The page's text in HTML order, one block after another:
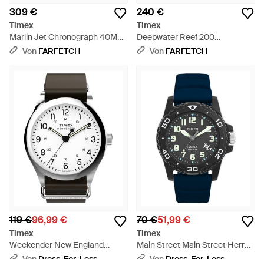
309 €
Timex
Marlin Jet Chronograph 40Mm
- Schwarz
Von FARFETCH
240 €
Timex
Deepwater Reef 200
Armbanduhr 41Mm - Schwarz
Von FARFETCH
119 €96,99 €
Timex
Weekender New England
Herren Armbanduhr
70 €51,99 €
Timex
Main Street Main Street Herren
Armbanduhr Tw5M61100 -